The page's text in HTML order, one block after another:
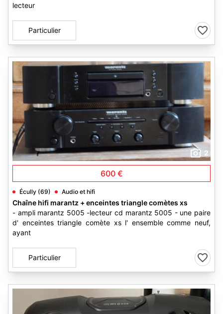
lecteur
Particulier
2
600 €
Écully (69) Audio et hifi
Chaîne hifi marantz + enceintes triangle comètes xs
- ampli marantz 5005 -lecteur cd marantz 5005 - une paire
d' enceintes triangle comète xs l' ensemble comme neuf,
ayant
Particulier